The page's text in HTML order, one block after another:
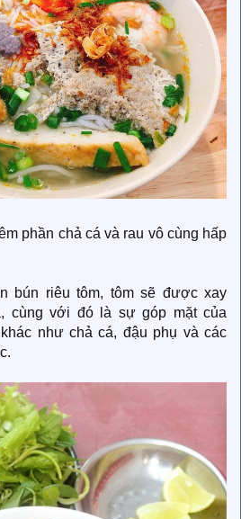
phần chả cá và rau vô cùng hấp
bún riêu tôm, tôm sẽ được xay
cùng với đó là sự góp mặt của
như chả cá, đậu phụ và các